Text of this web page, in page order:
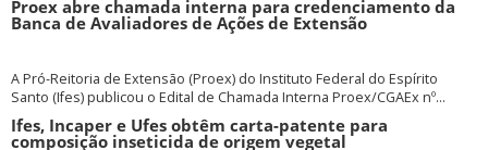
Proex abre chamada interna para credenciamento da
Banca de Avaliadores de Ações de Extensão
A Pró-Reitoria de Extensão (Proex) do Instituto Federal do Espírito
Santo (Ifes) publicou o Edital de Chamada Interna Proex/CGAEx nº...
Ifes, Incaper e Ufes obtêm carta-patente para
composição inseticida de origem vegetal